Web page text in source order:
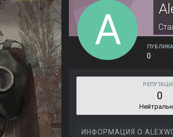
0
0
ИНФОРМАЦИЯ О